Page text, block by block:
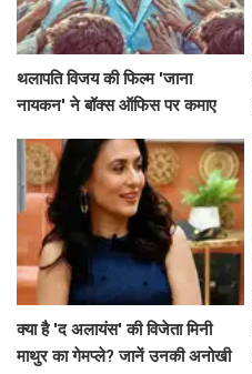
थलापति विजय की फिल्म 'जाना
नायकन' ने बॉक्स ऑफिस पर कमाए
क्या है 'द अलायंस' की विजेता मिनी
माथुर का गेमप्ले? जानें उनकी अनोखी